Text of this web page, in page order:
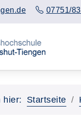
07751/
hier: Startseite